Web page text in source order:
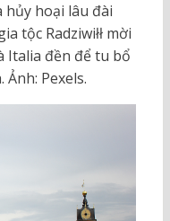
hủy hoại lâu đài
tộc Radziwiłł mời
Italia đền để tu bổ
Pexels.